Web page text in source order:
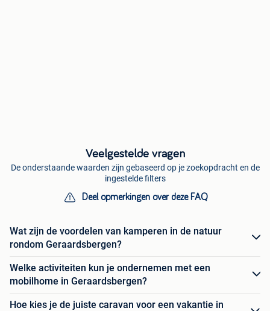
Veelgestelde vragen
De onderstaande waarden zijn gebaseerd op je zoekopdracht en de
ingestelde filters
Deel opmerkingen over deze FAQ
Wat zijn de voordelen van kamperen in de natuur
rondom Geraardsbergen?
Welke activiteiten kun je ondernemen met een
mobilhome in Geraardsbergen?
Hoe kies je de juiste caravan voor een vakantie in